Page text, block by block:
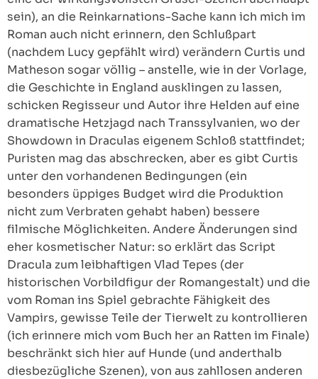
sein), an die Reinkarnations-Sache kann ich mich im
Roman auch nicht erinnern, den Schlußpart
(nachdem Lucy gepfählt wird) verändern Curtis und
Matheson sogar völlig – anstelle, wie in der Vorlage,
die Geschichte in England ausklingen zu lassen,
schicken Regisseur und Autor ihre Helden auf eine
dramatische Hetzjagd nach Transsylvanien, wo der
Showdown in Draculas eigenem Schloß stattfindet;
Puristen mag das abschrecken, aber es gibt Curtis
unter den vorhandenen Bedingungen (ein
besonders üppiges Budget wird die Produktion
nicht zum Verbraten gehabt haben) bessere
filmische Möglichkeiten. Andere Änderungen sind
eher kosmetischer Natur: so erklärt das Script
Dracula zum leibhaftigen Vlad Tepes (der
historischen Vorbildfigur der Romangestalt) und die
vom Roman ins Spiel gebrachte Fähigkeit des
Vampirs, gewisse Teile der Tierwelt zu kontrollieren
(ich erinnere mich vom Buch her an Ratten im Finale)
beschränkt sich hier auf Hunde (und anderthalb
diesbezügliche Szenen), von aus zahllosen anderen